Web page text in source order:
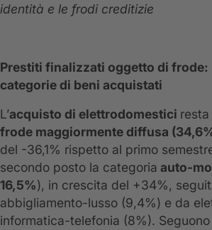
identità e le frodi creditizie
Prestiti finalizzati oggetto di frode:
categorie di beni acquistati
L’acquisto di elettrodomestici
frode maggiormente diffusa
del -36,1% rispetto al primo
secondo posto la categoria auto-
16,5%), in crescita del +34%,
abbigliamento-lusso (9,4%) e da
informatica-telefonia (8%).